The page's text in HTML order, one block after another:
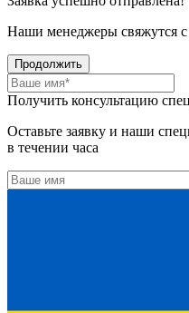
Наши менеджеры свяжутся
Продолжить
Получить консультацию
Оставьте заявку и наши
в течении часа